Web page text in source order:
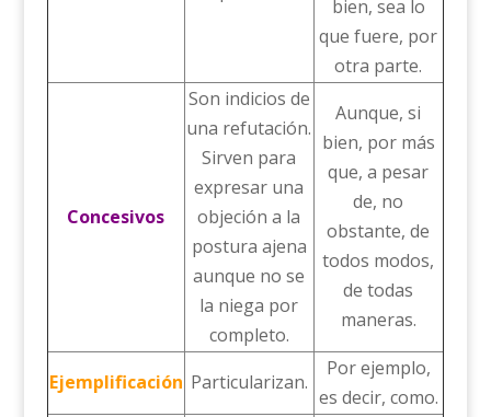
bien, sea lo
que fuere, por
otra parte.
Concesivos
Son indicios de
una refutación.
Sirven para
expresar una
objeción a la
postura ajena
aunque no se
la niega por
completo.
Aunque, si
bien, por más
que, a pesar
de, no
obstante, de
todos modos,
de todas
maneras.
Ejemplificación Particularizan.
Por ejemplo,
es decir, como.